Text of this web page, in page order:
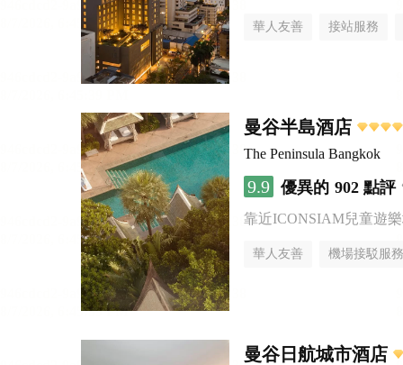
華人友善 接站服務
曼谷半島酒店
The Peninsula Bangkok
9.9 優異的 902 點評
靠近ICONSIAM兒童遊
華人友善 機場接駁服務
曼谷日航城市酒店